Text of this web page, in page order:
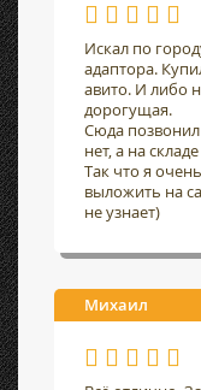
Искал по
адаптора.
авито. И либо
дорогущая.
Сюда позвонил
нет, а на
Так что я
выложить на
не узнает)
Михаил